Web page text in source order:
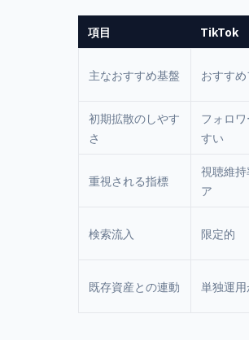
項目 TikTok
主なおすすめ基盤 おすす
初期拡散のしやす
さ
フォロ
すい
重視される指標
視聴維
ア
検索流入 限定的
既存資産との連動 単独運